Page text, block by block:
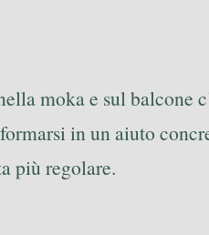
moka e sul
in un aiuto
più regolare.